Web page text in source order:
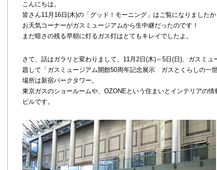
こんにちは。
皆さん11月16日(木)の「グッド！モーニング」はご覧になりました
お天気コーナーがガスミュージアムから生中継だったのです！
まだ暗さの残る早朝に灯るガス灯はとてもキレイでしたよ。
さて、話はガラリと変わりまして、11月2日(木)～5日(日)、ガスミ
題して「ガスミュージアム開館50周年記念展示 ガスとくらしの一
場所は新宿パークタワー。
東京ガスのショールームや、OZONEという住まいとインテリアの
ビルです。